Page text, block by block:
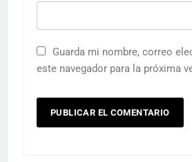
Guarda mi nombre, correo
este navegador para la próxima